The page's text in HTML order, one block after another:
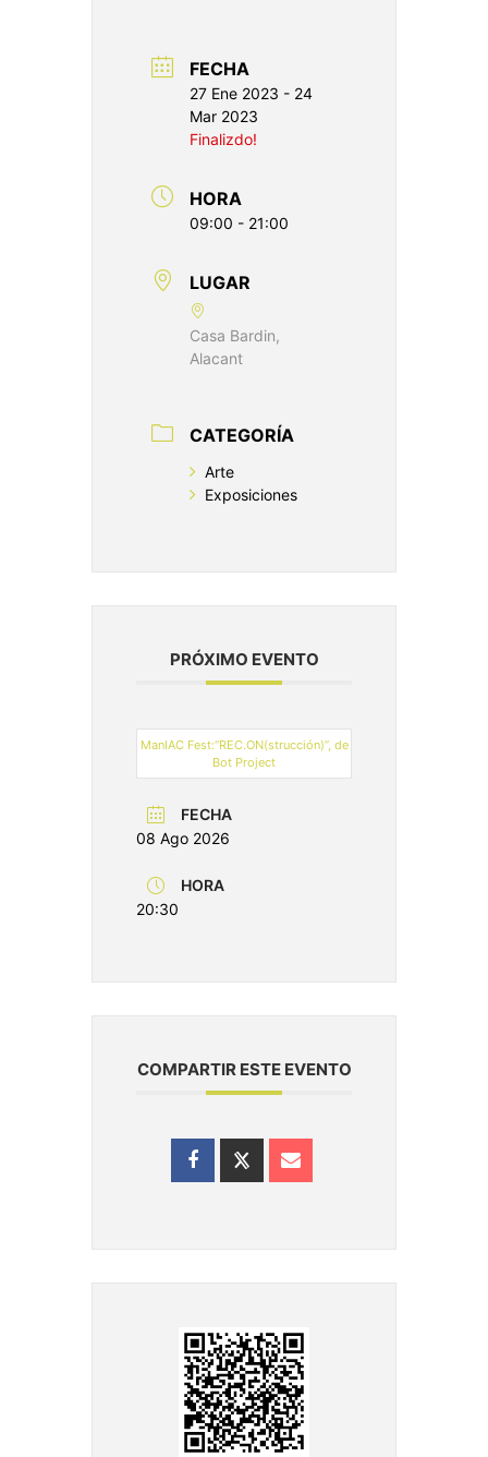
FECHA
27 Ene 2023 - 24
Mar 2023
Finalizdo!
HORA
09:00 - 21:00
LUGAR
Casa Bardin,
Alacant
CATEGORÍA
Arte
Exposiciones
PRÓXIMO EVENTO
ManIAC Fest:“REC.ON(strucción)”, de
Bot Project
FECHA
08 Ago 2026
HORA
20:30
COMPARTIR ESTE EVENTO